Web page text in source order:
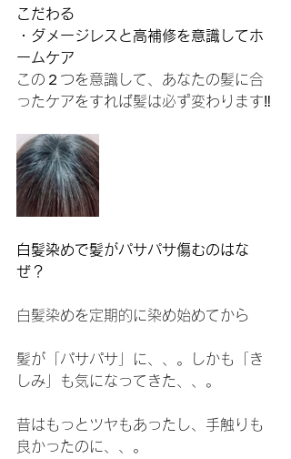
こだわる
・ダメージレスと高補修を意識してホ
ームケア
この２つを意識して、あなたの髪に合
ったケアをすれば髪は必ず変わります‼️
白髪染めで髪がパサパサ傷むのはな
ぜ？
白髪染めを定期的に染め始めてから
髪が「パサパサ」に、、。しかも「き
しみ」も気になってきた、、。
昔はもっとツヤもあったし、手触りも
良かったのに、、。